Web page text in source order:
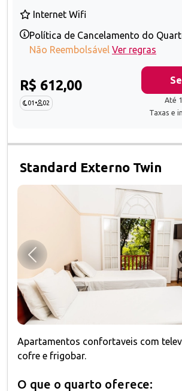
Internet Wifi
Política de Cancelamento do
Não Reembolsável Ver regras
R$ 612,00
01 • 02
Até
Taxas e
Standard Externo Twin
Anterior
Apartamentos confortaveis com
cofre e frigobar.
O que o quarto oferece: